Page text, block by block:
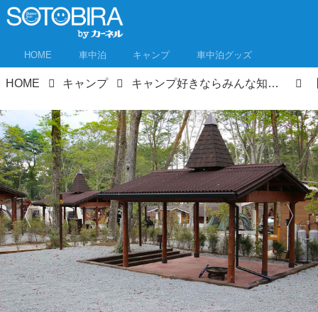
HOME 車中泊 キャンプ 車中泊グッズ
HOME キャンプ キャンプ好きならみんな知ってる！あの「キャンプ・アンド・キャビンズ」が山中湖に誕生！